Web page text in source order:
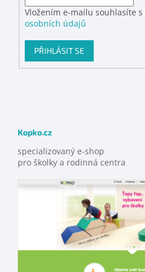
Vložením e-mailu souhlasíte s
osobních údajů
PŘIHLÁSIT SE
Kopko.cz
specializovaný e-shop
pro školky a rodinná centra